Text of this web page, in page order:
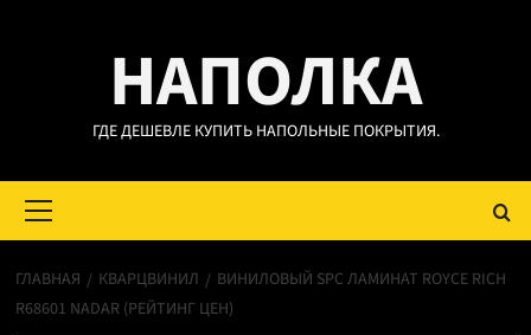
НАПОЛКА
ГДЕ ДЕШЕВЛЕ КУПИТЬ НАПОЛЬНЫЕ ПОКРЫТИЯ.
меню
ГЛАВНАЯ КВАРЦВИНИЛ
ВИНИЛОВЫЙ SPC ЛАМИНАТ ROYCE RICH
R68601 NADAR (РЕЙТИНГ ЦЕН)